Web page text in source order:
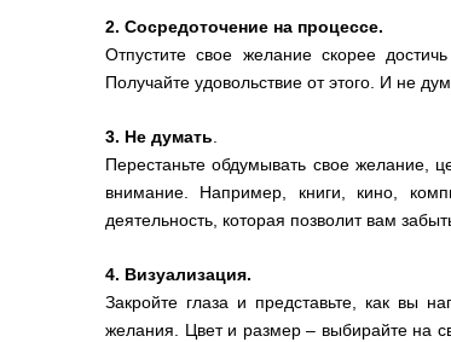
2. Сосредоточение на процессе.
Отпустите свое желание скорее
Получайте удовольствие от этого. И не
3. Не думать.
Перестаньте обдумывать свое желание,
внимание. Например, книги, кино,
деятельность, которая позволит вам
4. Визуализация.
Закройте глаза и представьте, как вы
желания. Цвет и размер – выбирайте на